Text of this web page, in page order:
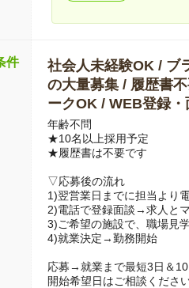
件
社会人未経験OK / ブ
の大量募集 / 履歴書
ークOK / WEB登録・
年齢不問
★10名以上採用予定
★履歴書は不要です
▽応募後の流れ
1)翌営業日までに担当より
2)電話で登録面談→求人と
3)ご希望の施設で、職場見
4)就業決定→勤務開始
応募→就業まで最短3日＆10
開始希望日はご相談くださ